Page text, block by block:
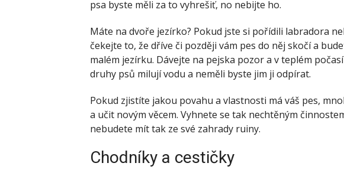
psa byste měli za to vyhrešiť, no nebijte ho.
Máte na dvoře jezírko? Pokud jste si pořídili labradora
čekejte to, že dříve či později vám pes do něj skočí a
malém jezírku. Dávejte na pejska pozor a v teplém
druhy psů milují vodu a neměli byste jim ji odpírat.
Pokud zjistíte jakou povahu a vlastnosti má váš pes,
a učit novým věcem. Vyhnete se tak nechtěným
nebudete mít tak ze své zahrady ruiny.
Chodníky a cestičky